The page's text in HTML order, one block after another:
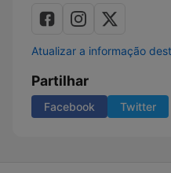
Atualizar a informação
Partilhar
Facebook Twitter